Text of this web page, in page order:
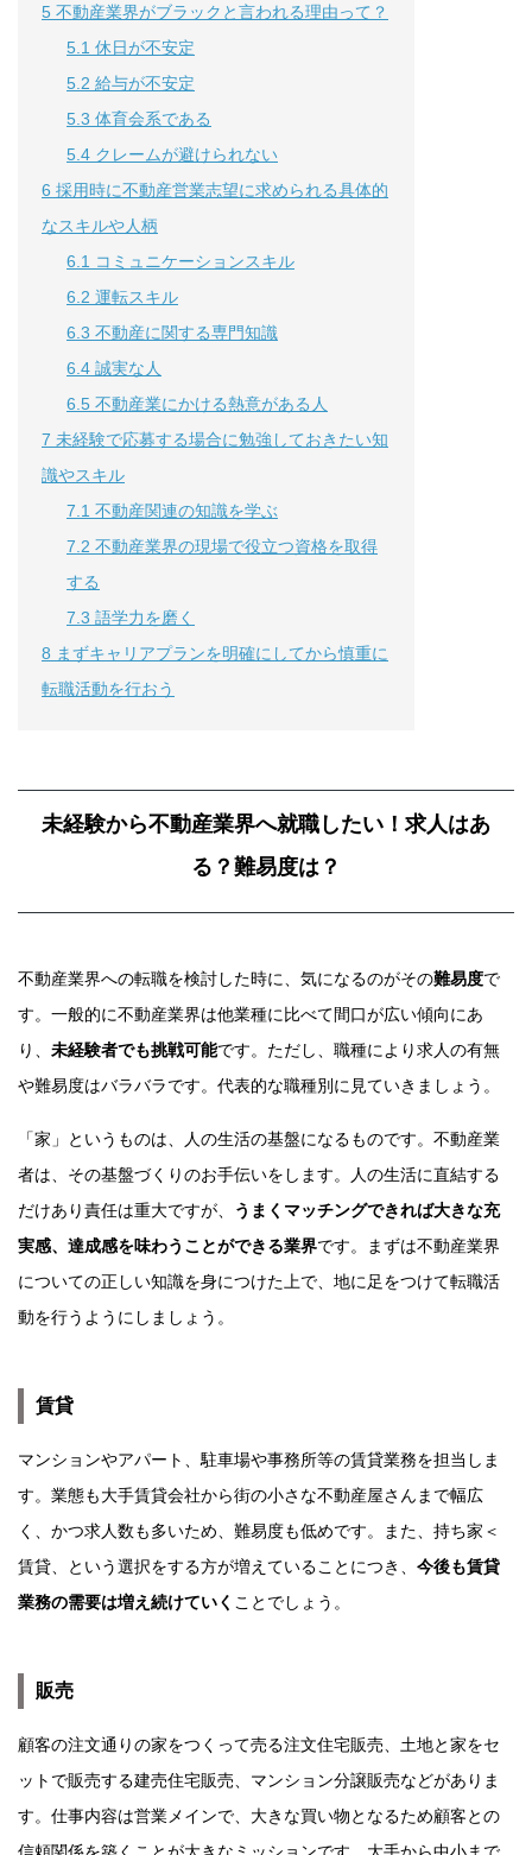
5 不動産業界がブラックと言われる理由って？
5.1 休日が不安定
5.2 給与が不安定
5.3 体育会系である
5.4 クレームが避けられない
6 採用時に不動産営業志望に求められる具体的
なスキルや人柄
6.1 コミュニケーションスキル
6.2 運転スキル
6.3 不動産に関する専門知識
6.4 誠実な人
6.5 不動産業にかける熱意がある人
7 未経験で応募する場合に勉強しておきたい知
識やスキル
7.1 不動産関連の知識を学ぶ
7.2 不動産業界の現場で役立つ資格を取得
する
7.3 語学力を磨く
8 まずキャリアプランを明確にしてから慎重に
転職活動を行おう
未経験から不動産業界へ就職したい！求人はあ
る？難易度は？
不動産業界への転職を検討した時に、気になるのがその難易度で
す。一般的に不動産業界は他業種に比べて間口が広い傾向にあ
り、 未経験者でも挑戦可能です。ただし、職種により求人の有無
や難易度はバラバラです。代表的な職種別に見ていきましょう。
「家」というものは、人の生活の基盤になるものです。不動産業
者は、その基盤づくりのお手伝いをします。人の生活に直結する
だけあり責任は重大ですが、
うまくマッチングできれば大きな充
実感、達成感を味わうことができる業界です。まずは不動産業界
についての正しい知識を身につけた上で、地に足をつけて転職活
動を行うようにしましょう。
賃貸
マンションやアパート、駐車場や事務所等の賃貸業務を担当しま
す。業態も大手賃貸会社から街の小さな不動産屋さんまで幅広
く、かつ求人数も多いため、難易度も低めです。また、持ち家＜
賃貸、という選択をする方が増えていることにつき、 今後も賃貸
業務の需要は増え続けていく ことでしょう。
販売
顧客の注文通りの家をつくって売る注文住宅販売、土地と家をセ
ットで販売する建売住宅販売、マンション分譲販売などがありま
す。仕事内容は営業メインで、大きな買い物となるため顧客との
信頼関係を築くことが大きなミッションです。大手から中小まで